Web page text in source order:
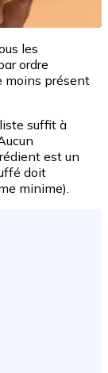
les
ordre
moins présent
suffit à
est un
doit
minime).